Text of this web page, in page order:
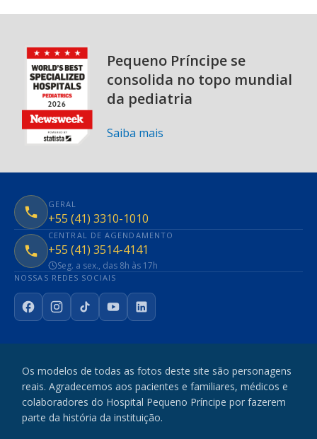
Pequeno Príncipe se
consolida no topo mundial
da pediatria
Saiba mais
GERAL
+55 (41) 3310-1010
CENTRAL DE AGENDAMENTO
+55 (41) 3514-4141
Seg. a sex., das 8h às 17h
NOSSAS REDES SOCIAIS
FacebookInstagram
TikTokYouTubeLinkedIn
Os modelos de todas as fotos deste site são personagens
reais. Agradecemos aos pacientes e familiares, médicos e
colaboradores do Hospital Pequeno Príncipe por fazerem
parte da história da instituição.